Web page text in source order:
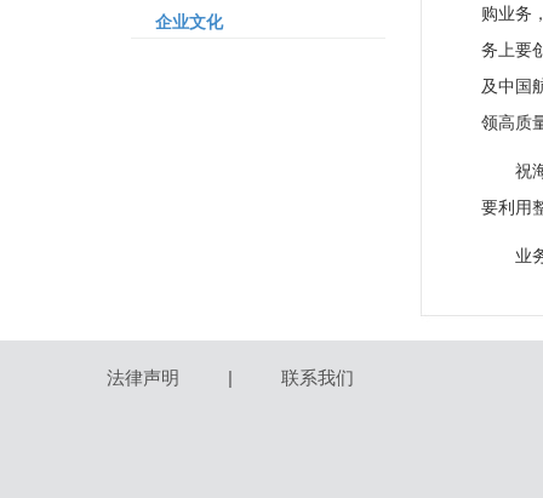
企业文化
购业务
务上要
及中国
领高质
祝
要利用
业
法律声明 | 联系我们